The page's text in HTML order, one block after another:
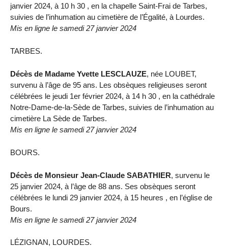
janvier 2024, à 10 h 30 , en la chapelle Saint-Frai de Tarbes,
suivies de l’inhumation au cimetière de l’Égalité, à Lourdes.
Mis en ligne le samedi 27 janvier 2024
TARBES.
Décès de Madame Yvette LESCLAUZE, née LOUBET,
survenu à l’âge de 95 ans. Les obsèques religieuses seront
célébrées le jeudi 1er février 2024, à 14 h 30 , en la cathédrale
Notre-Dame-de-la-Sède de Tarbes, suivies de l’inhumation au
cimetière La Sède de Tarbes.
Mis en ligne le samedi 27 janvier 2024
BOURS.
Décès de Monsieur Jean-Claude SABATHIER, survenu le
25 janvier 2024, à l’âge de 88 ans. Ses obsèques seront
célébrées le lundi 29 janvier 2024, à 15 heures , en l’église de
Bours.
Mis en ligne le samedi 27 janvier 2024
LÉZIGNAN, LOURDES.